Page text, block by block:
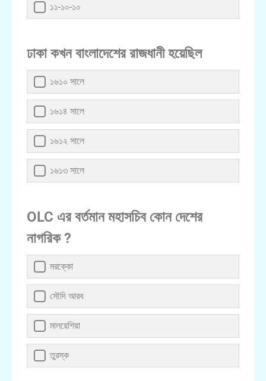
১১-১০-১০
ঢাকা কখন বাংলাদেশের রাজধানী হয়েছিল
১৬১০ সালে
১৬১৪ সালে
১৬১২ সালে
১৬১৩ সালে
OLC এর বর্তমান মহাসচিব কোন দেশের
নাগরিক ?
মরক্কো
সৌদি আরব
মালয়েশিয়া
তুরস্ক